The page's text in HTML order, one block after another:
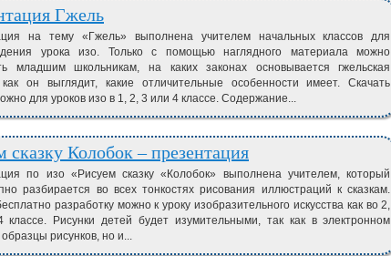
Гжель
на тему «Гжель» выполнена учителем начальных классов для
урока изо. Только с помощью наглядного материала можно
младшим школьникам, на каких законах основывается гжельская
он выглядит, какие отличительные особенности имеет. Скачать
для уроков изо в 1, 2, 3 или 4 классе. Содержание...
сказку Колобок – презентация
по изо «Рисуем сказку «Колобок» выполнена учителем, который
разбирается во всех тонкостях рисования иллюстраций к сказкам.
разработку можно к уроку изобразительного искусства как во 2,
Рисунки детей будет изумительными, так как в электронном
рисунков, но и...